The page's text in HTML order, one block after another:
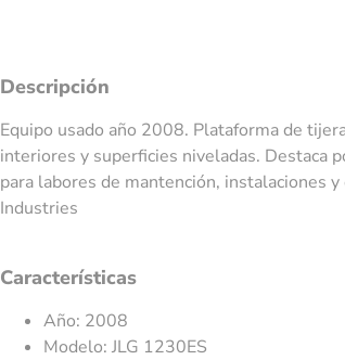
Descripción
Equipo usado año 2008. Plataforma de
interiores y superficies niveladas. Destaca
para labores de mantención, instalaciones
Industries
Características
Año: 2008
Modelo: JLG 1230ES